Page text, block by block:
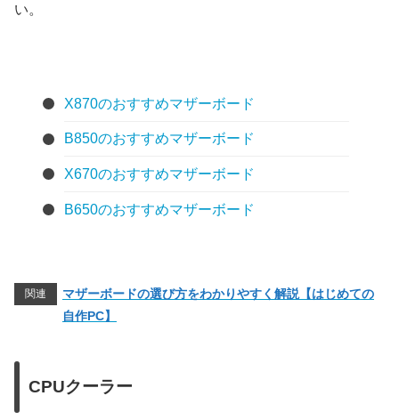
い。
X870のおすすめマザーボード
B850のおすすめマザーボード
X670のおすすめマザーボード
B650のおすすめマザーボード
関連
マザーボードの選び方をわかりやすく解説【はじめての
自作PC】
CPUクーラー